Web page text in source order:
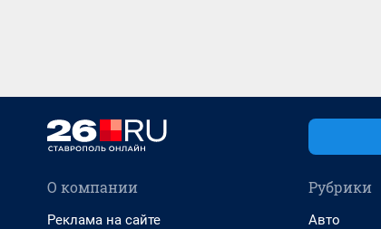
О компании
Реклама на сайте
Рубрики
Авто